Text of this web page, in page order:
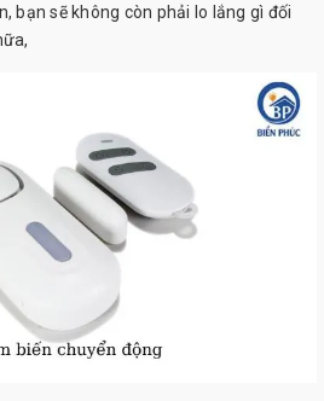
bạn sẽ không còn phải lo lắng gì đối